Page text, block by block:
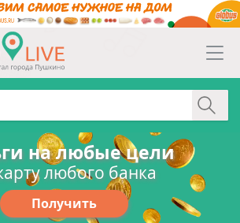
на любые цели
любого банка
Получить